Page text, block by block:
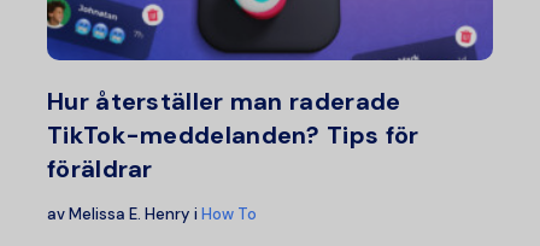
Hur återställer man raderade
TikTok-meddelanden? Tips för
föräldrar
avMelissa E. Henry i How To